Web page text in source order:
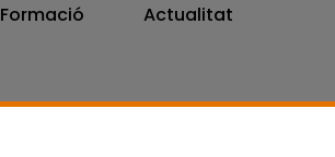
Formació Actualitat